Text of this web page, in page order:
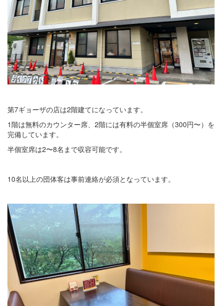
第7ギョーザの店は2階建てになっています。
1階は無料のカウンター席、2階には有料の半個室席（300円〜）を
完備しています。
半個室席は2〜8名まで収容可能です。
10名以上の団体客は事前連絡が必須となっています。